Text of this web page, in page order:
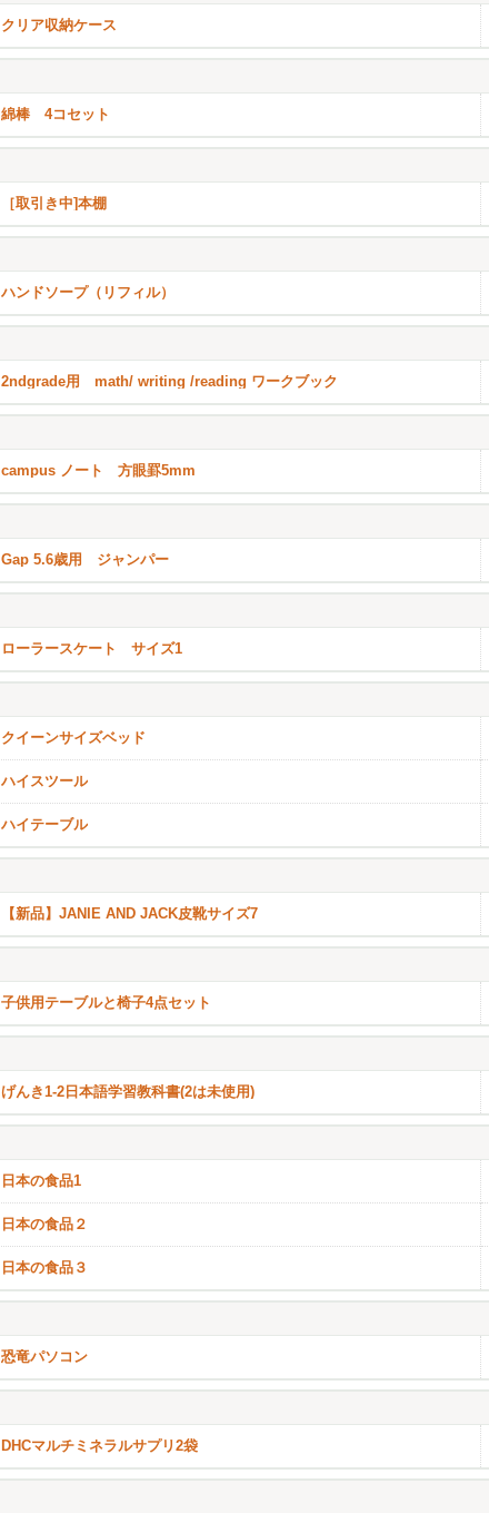
クリア収納ケース
綿棒 4コセット
［取引き中]本棚
ハンドソープ（リフィル）
2ndgrade用 math/ writing /reading ワークブック
campus ノート 方眼罫5mm
Gap 5.6歳用 ジャンパー
ローラースケート サイズ1
クイーンサイズベッド
ハイスツール
ハイテーブル
【新品】JANIE AND JACK皮靴サイズ7
子供用テーブルと椅子4点セット
げんき1-2日本語学習教科書(2は未使用)
日本の食品1
日本の食品２
日本の食品３
恐竜パソコン
DHCマルチミネラルサプリ2袋